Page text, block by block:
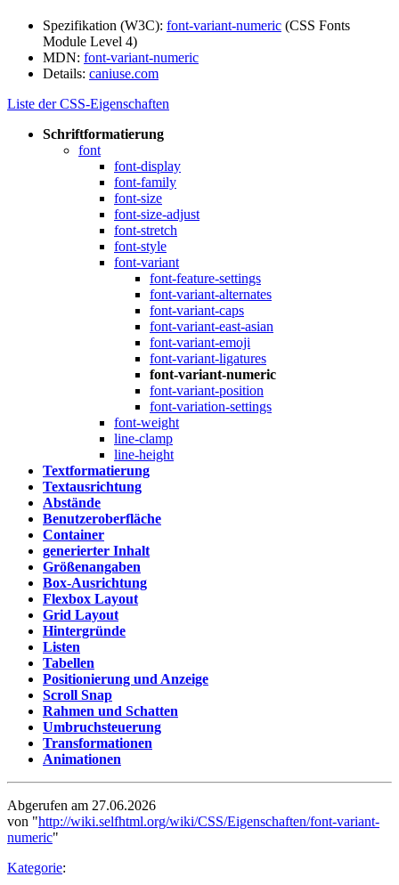
Spezifikation (W3C): font-variant-numeric (CSS Fonts
Module Level 4)
MDN: font-variant-numeric
Details: caniuse.com
Liste der CSS-Eigenschaften
Schriftformatierung
font
font-display
font-family
font-size
font-size-adjust
font-stretch
font-style
font-variant
font-feature-settings
font-variant-alternates
font-variant-caps
font-variant-east-asian
font-variant-emoji
font-variant-ligatures
font-variant-numeric
font-variant-position
font-variation-settings
font-weight
line-clamp
line-height
Textformatierung
Textausrichtung
Abstände
Benutzeroberfläche
Container
generierter Inhalt
Größenangaben
Box-Ausrichtung
Flexbox Layout
Grid Layout
Hintergründe
Listen
Tabellen
Positionierung und Anzeige
Scroll Snap
Rahmen und Schatten
Umbruchsteuerung
Transformationen
Animationen
Abgerufen am 27.06.2026
von "http://wiki.selfhtml.org/wiki/CSS/Eigenschaften/font-variant-
numeric"
Kategorie: